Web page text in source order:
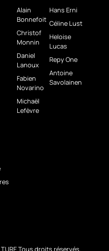
Werk, ideal
modernes Interieur,
Räume oder eine
zeitgenössischer
Malerei.
&
Originalwerk
Alain
Bonnefoit
Christof
Monnin
Daniel
Lanoux
Fabien
Novarino
Michaël
Lefèvre
Hans Erni
Céline Lust
Heloise
Lucas
Repy One
Antoine
Savolainen
Tous droits réservés.